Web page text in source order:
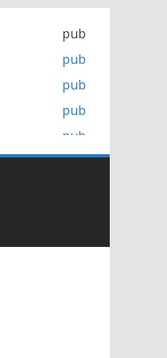
pub
pub
pub
pub
pub